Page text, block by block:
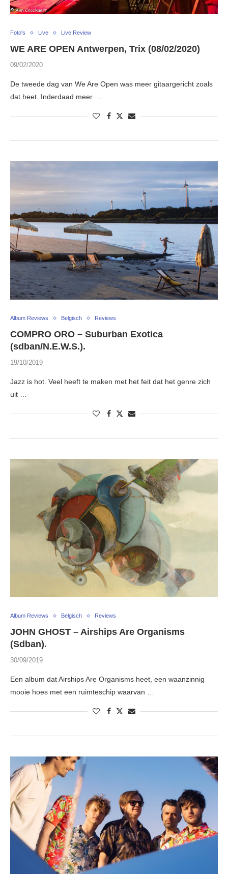
Foto's Live Live Review
WE ARE OPEN Antwerpen, Trix (08/02/2020)
09/02/2020
De tweede dag van We Are Open was meer gitaargericht zoals
dat heet. Inderdaad meer …
Album Reviews Belgisch Reviews
COMPRO ORO – Suburban Exotica
(sdban/N.E.W.S.).
19/10/2019
Jazz is hot. Veel heeft te maken met het feit dat het genre zich
uit …
Album Reviews Belgisch Reviews
JOHN GHOST – Airships Are Organisms
(Sdban).
30/09/2019
Een album dat Airships Are Organisms heet, een waanzinnig
mooie hoes met een ruimteschip waarvan …